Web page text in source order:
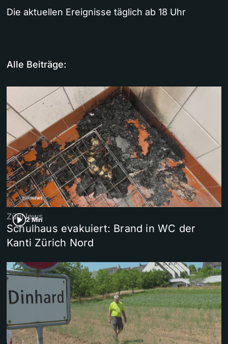
Die aktuellen Ereignisse täglich ab 18 Uhr
Alle Beiträge:
2 Min
ZüriNews
Schulhaus evakuiert: Brand in WC der
Kanti Zürich Nord